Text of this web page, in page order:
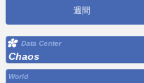
週間
Data Center
Chaos
World